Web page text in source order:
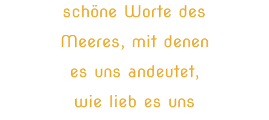
schöne Worte des
Meeres, mit denen
es uns andeutet,
wie lieb es uns